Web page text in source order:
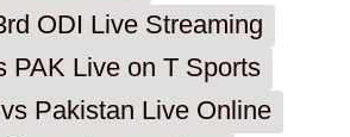
ODI Live Streaming
PAK Live on T Sports
Pakistan Live Online